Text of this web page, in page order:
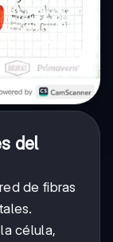
del
de fibras
célula,